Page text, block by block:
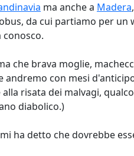
ma anche a Madera
da cui partiamo per un
conosco.
che brava moglie,
andremo con mesi
risata dei malvagi,
diabolico.)
ha detto che dovrebbe